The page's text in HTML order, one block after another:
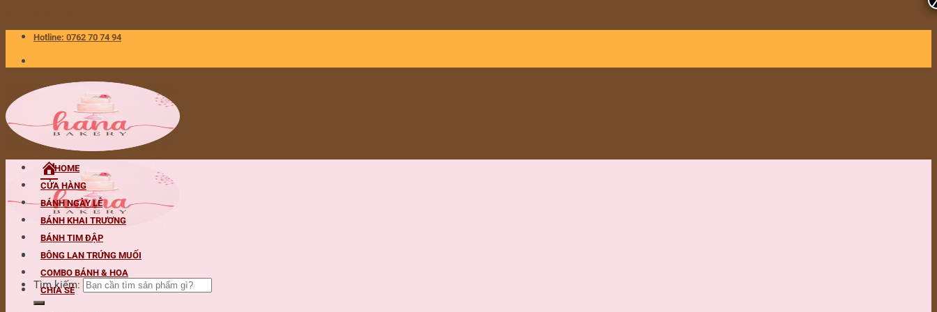
Hotline: 0762 70 74 94
Tìm kiếm:
HOME
CỬA HÀNG
BÁNH NGÀY LỄ
BÁNH KHAI TRƯƠNG
BÁNH TIM ĐẬP
BÔNG LAN TRỨNG MUỐI
COMBO BÁNH & HOA
CHIA SẺ